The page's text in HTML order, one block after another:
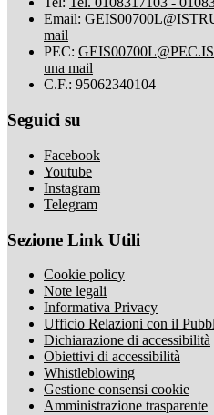
Email:
mail
PEC:
una mail
C.F.: 95062340104
Seguici su
Facebook
Youtube
Instagram
Telegram
Sezione Link Utili
Cookie policy
Note legali
Informativa Privacy
Ufficio Relazioni con il
Dichiarazione di accessibilità
Obiettivi di accessibilità
Whistleblowing
Gestione consensi cookie
Amministrazione trasparente